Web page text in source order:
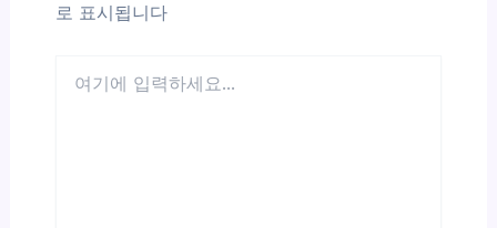
로 표시됩니다